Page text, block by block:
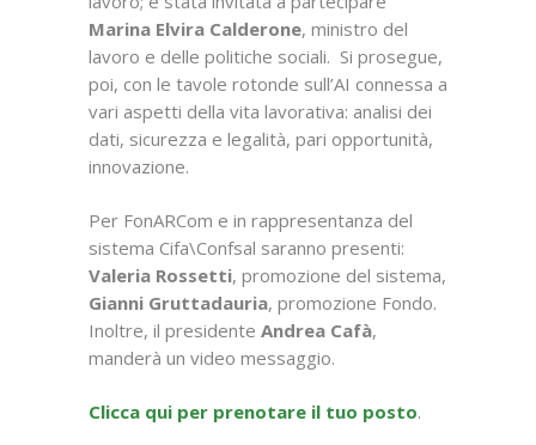
Marina Elvira Calderone, ministro del
lavoro e delle politiche sociali. Si prosegue,
poi, con le tavole rotonde sull’AI connessa a
vari aspetti della vita lavorativa: analisi dei
dati, sicurezza e legalità, pari opportunità,
innovazione.
Per FonARCom e in rappresentanza del
sistema Cifa\Confsal saranno presenti:
Valeria Rossetti, promozione del sistema,
Gianni Gruttadauria, promozione Fondo.
Inoltre, il presidente Andrea Cafà,
manderà un video messaggio.
Clicca qui per prenotare il tuo posto.